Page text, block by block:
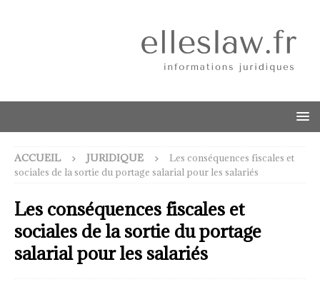
ACCUEIL JURIDIQUE
Les conséquences fiscales et
sociales de la sortie du portage salarial pour les salariés
Les conséquences fiscales et
sociales de la sortie du portage
salarial pour les salariés